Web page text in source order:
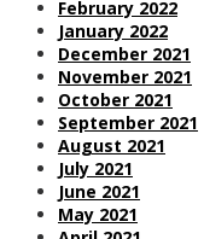
February 2022
January 2022
December 2021
November 2021
October 2021
September 2021
August 2021
July 2021
June 2021
May 2021